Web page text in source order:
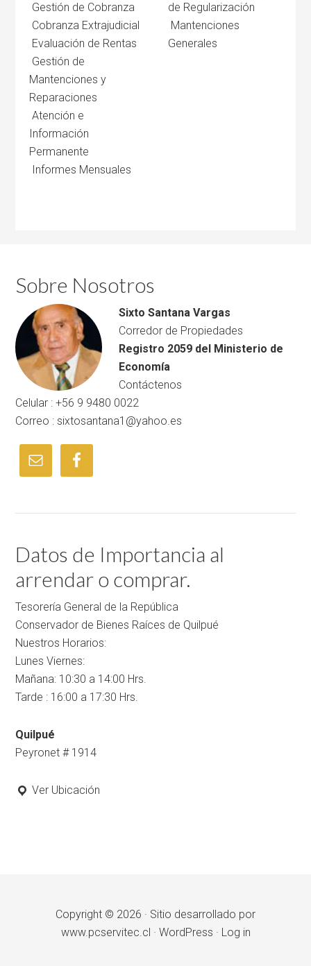
Gestión de Cobranza
Cobranza Extrajudicial
Evaluación de Rentas
Gestión de
Mantenciones y
Reparaciones
Atención e
Información
Permanente
Informes Mensuales
de Regularización
Mantenciones
Generales
Sobre Nosotros
Sixto Santana Vargas
Corredor de Propiedades
Registro 2059 del Ministerio de
Economía
Contáctenos
Celular : +56 9 9480 0022
Correo : sixtosantana1@yahoo.es
Datos de Importancia al
arrendar o comprar.
Tesorería General de la República
Conservador de Bienes Raíces de Quilpué
Nuestros Horarios:
Lunes Viernes:
Mañana: 10:30 a 14:00 Hrs.
Tarde : 16:00 a 17:30 Hrs.
Quilpué
Peyronet # 1914
Ver Ubicación
Copyright © 2026 · Sitio desarrollado por
www.pcservitec.cl · WordPress · Log in